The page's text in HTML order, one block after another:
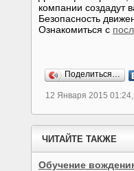
компании создадут
Безопасность
Ознакомиться с
Поделиться…
12 Января 2015
ЧИТАЙТЕ ТАКЖЕ
Обучение